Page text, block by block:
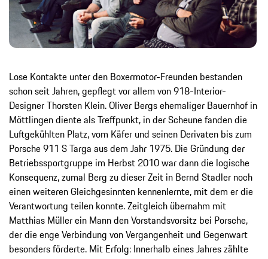
Lose Kontakte unter den Boxermotor-Freunden bestanden
schon seit Jahren, gepflegt vor allem von 918-Interior-
Designer Thorsten Klein. Oliver Bergs ehemaliger Bauernhof in
Möttlingen diente als Treffpunkt, in der Scheune fanden die
Luftgekühlten Platz, vom Käfer und seinen Derivaten bis zum
Porsche 911 S Targa aus dem Jahr 1975. Die Gründung der
Betriebssportgruppe im Herbst 2010 war dann die logische
Konsequenz, zumal Berg zu dieser Zeit in Bernd Stadler noch
einen weiteren Gleichgesinnten kennenlernte, mit dem er die
Verantwortung teilen konnte. Zeitgleich übernahm mit
Matthias Müller ein Mann den Vorstandsvorsitz bei Porsche,
der die enge Verbindung von Vergangenheit und Gegenwart
besonders förderte. Mit Erfolg: Innerhalb eines Jahres zählte